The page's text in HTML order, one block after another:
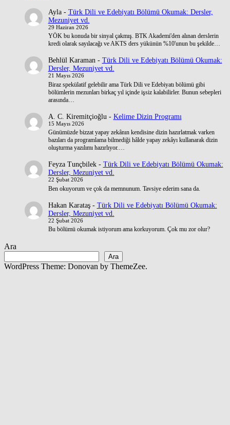
Ayla- Türk Dili ve Edebiyatı Bölümü Okumak: Dersler,
Mezuniyet vd.
29 Haziran 2026
YÖK bu konuda bir sinyal çakmış. BTK Akademi'den alınan derslerin
kredi olarak sayılacağı ve AKTS ders yükünün %10'unun bu şekilde…
Behlül Karaman- Türk Dili ve Edebiyatı Bölümü Okumak:
Dersler, Mezuniyet vd.
21 Mayıs 2026
Biraz spekülatif gelebilir ama Türk Dili ve Edebiyatı bölümü gibi
bölümlerin mezunları birkaç yıl içinde işsiz kalabilirler. Bunun sebepleri
arasında…
A. C. Kiremitçioğlu - Kelime Dizin Programı
15 Mayıs 2026
Günümüzde bizzat yapay zekânın kendisine dizin hazırlatmak varken
bazıları da programlama bilmediği hâlde yapay zekâyı kullanarak dizin
oluşturma yazılımı hazırlıyor.…
Feyza Tunçbilek- Türk Dili ve Edebiyatı Bölümü Okumak:
Dersler, Mezuniyet vd.
22 Şubat 2026
Ben okuyorum ve çok da memnunum. Tavsiye ederim sana da.
Hakan Karataş- Türk Dili ve Edebiyatı Bölümü Okumak:
Dersler, Mezuniyet vd.
22 Şubat 2026
Bu bölümü okumak istiyorum ama korkuyorum. Çok mu zor olur?
Ara
Ara
WordPress Theme: Donovan by ThemeZee.